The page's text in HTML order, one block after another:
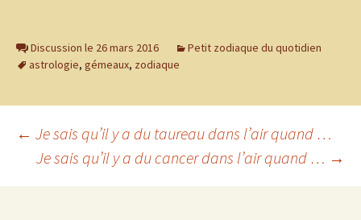
Discussion le 26 mars 2016
Petit zodiaque du quotidien
astrologie, gémeaux, zodiaque
Navigation
des
← Je sais qu’il y a du taureau dans l’air quand …
Je sais qu’il y a du cancer dans l’air quand … →